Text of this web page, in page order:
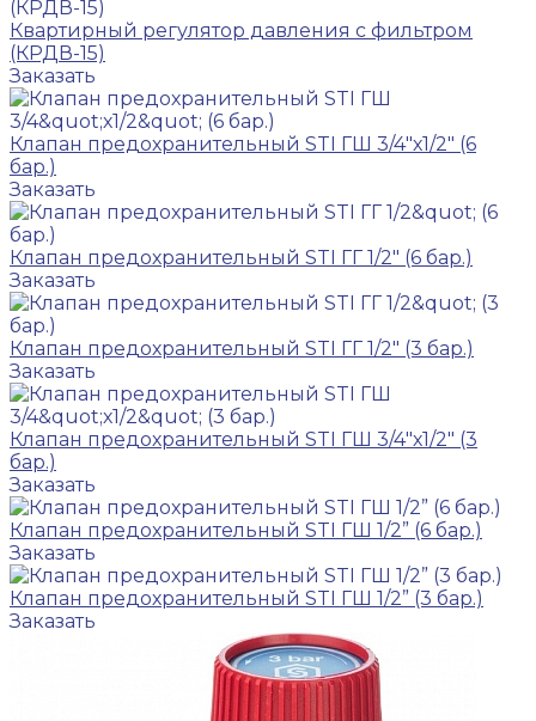
Квартирный регулятор давления с фильтром
(КРДВ-15)
Заказать
Клапан предохранительный STI ГШ 3/4"х1/2" (6
бар.)
Заказать
Клапан предохранительный STI ГГ 1/2" (6 бар.)
Заказать
Клапан предохранительный STI ГГ 1/2" (3 бар.)
Заказать
Клапан предохранительный STI ГШ 3/4"х1/2" (3
бар.)
Заказать
Клапан предохранительный STI ГШ 1/2” (6 бар.)
Заказать
Клапан предохранительный STI ГШ 1/2” (3 бар.)
Заказать